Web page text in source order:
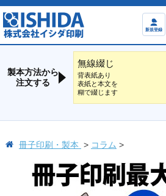
新規登録
製本方法から
注文する
無線綴じ
背表紙あり
表紙と本文を
糊で綴じます
冊子印刷・製本 コラム